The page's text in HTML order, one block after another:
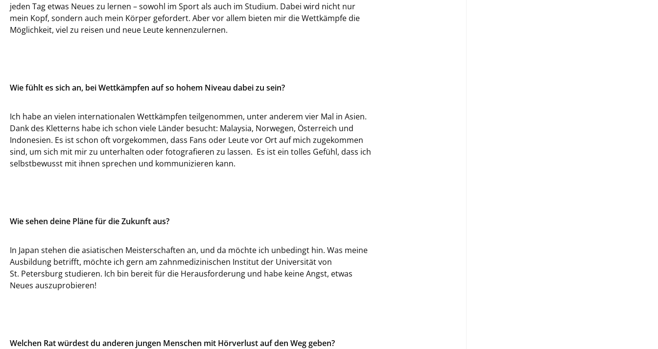
jeden Tag etwas Neues zu lernen – sowohl im Sport als auch im Studium. Dabei wird nicht nur
mein Kopf, sondern auch mein Körper gefordert. Aber vor allem bieten mir die Wettkämpfe die
Möglichkeit, viel zu reisen und neue Leute kennenzulernen.
Wie fühlt es sich an, bei Wettkämpfen auf so hohem Niveau dabei zu sein?
Ich habe an vielen internationalen Wettkämpfen teilgenommen, unter anderem vier Mal in Asien.
Dank des Kletterns habe ich schon viele Länder besucht: Malaysia, Norwegen, Österreich und
Indonesien. Es ist schon oft vorgekommen, dass Fans oder Leute vor Ort auf mich zugekommen
sind, um sich mit mir zu unterhalten oder fotografieren zu lassen. Es ist ein tolles Gefühl, dass ich
selbstbewusst mit ihnen sprechen und kommunizieren kann.
Wie sehen deine Pläne für die Zukunft aus?
In Japan stehen die asiatischen Meisterschaften an, und da möchte ich unbedingt hin. Was meine
Ausbildung betrifft, möchte ich gern am zahnmedizinischen Institut der Universität von
St. Petersburg studieren. Ich bin bereit für die Herausforderung und habe keine Angst, etwas
Neues auszuprobieren!
Welchen Rat würdest du anderen jungen Menschen mit Hörverlust auf den Weg geben?